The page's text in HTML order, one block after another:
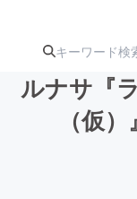
ルナサ『
（仮